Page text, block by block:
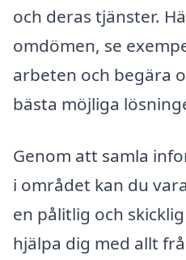
och deras tjänster.
omdömen, se
arbeten och begära
bästa möjliga
Genom att samla
i området kan du
en pålitlig och
hjälpa dig med allt